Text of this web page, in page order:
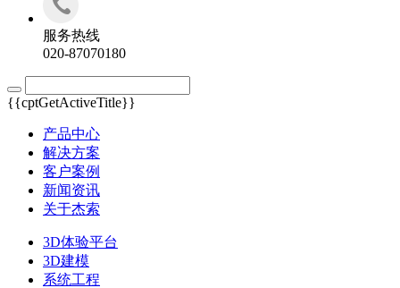
服务热线
020-87070180
{{cptGetActiveTitle}}
产品中心
解决方案
客户案例
新闻资讯
关于杰索
3D体验平台
3D建模
系统工程